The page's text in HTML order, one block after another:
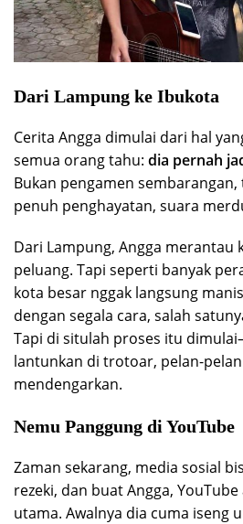
Dari Lampung ke Ibukota
Cerita Angga dimulai dari hal
semua orang tahu: dia pernah
Bukan pengamen
penuh penghayatan, suara
Dari Lampung, Angga merantau
peluang. Tapi seperti banyak
kota besar nggak langsung
dengan segala cara, salah
Tapi di situlah proses itu
lantunkan di trotoar, pelan-
mendengarkan.
Nemu Panggung di YouTube
Zaman sekarang, media sosial
rezeki, dan buat Angga,
utama. Awalnya dia cuma iseng